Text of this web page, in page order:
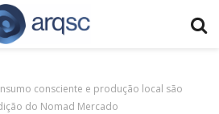
consciente e produção local são
do Nomad Mercado